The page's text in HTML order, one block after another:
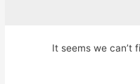
It seems we can’t